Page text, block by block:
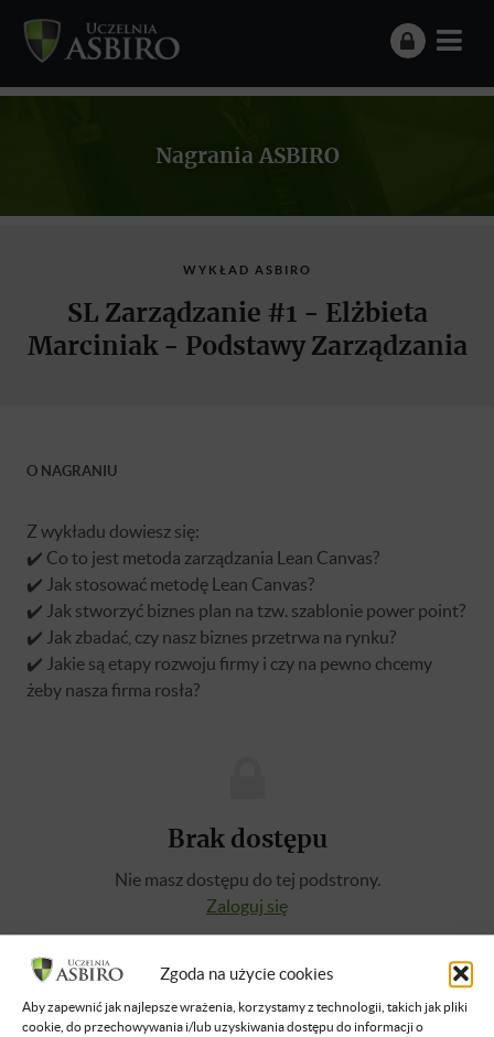
Zgoda na użycie cookies
Aby zapewnić jak najlepsze wrażenia, korzystamy z technologii, takich jak pliki
cookie, do przechowywania i/lub uzyskiwania dostępu do informacji o
Nagrania ASBIRO
WYKŁAD ASBIRO
SL Zarządzanie #1 - Elżbieta
Marciniak - Podstawy Zarządzania
O NAGRANIU
Z wykładu dowiesz się:
✔️ Co to jest metoda zarządzania Lean Canvas?
✔️ Jak stosować metodę Lean Canvas?
✔️ Jak stworzyć biznes plan na tzw. szablonie power point?
✔️ Jak zbadać, czy nasz biznes przetrwa na rynku?
✔️ Jakie są etapy rozwoju firmy i czy na pewno chcemy
żeby nasza firma rosła?
Brak dostępu
Nie masz dostępu do tej podstrony.
Zaloguj się
O WYKŁADOWCY